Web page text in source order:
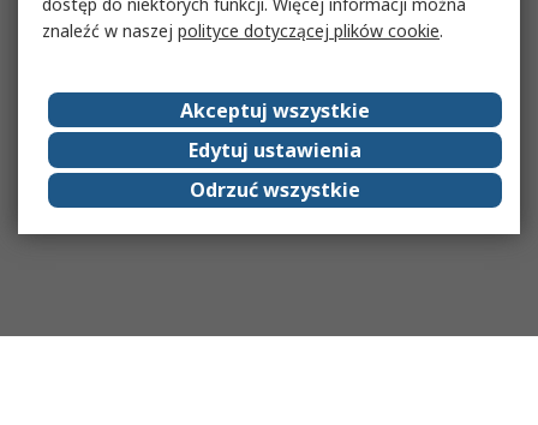
znaleźć w naszej polityce dotyczącej plików cookie.
Akceptuj wszystkie
Edytuj ustawienia
Odrzuć wszystkie